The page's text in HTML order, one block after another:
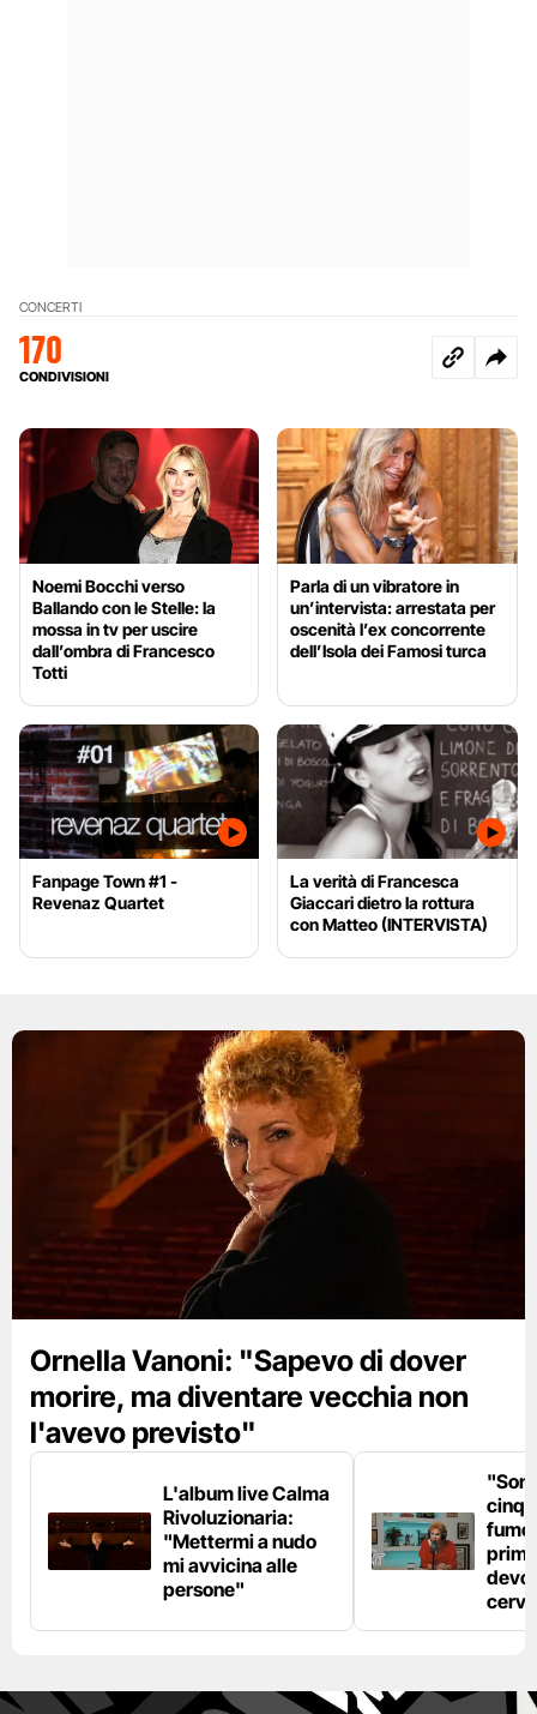
CONCERTI
170
CONDIVISIONI
Noemi Bocchi verso
Ballando con le Stelle: la
mossa in tv per uscire
dall’ombra di Francesco
Totti
Parla di un vibratore in
un’intervista: arrestata per
oscenità l’ex concorrente
dell’Isola dei Famosi turca
Fanpage Town #1 -
Revenaz Quartet
La verità di Francesca
Giaccari dietro la rottura
con Matteo (INTERVISTA)
Ornella Vanoni: "Sapevo di dover
morire, ma diventare vecchia non
l'avevo previsto"
L'album live Calma
Rivoluzionaria:
"Mettermi a nudo
mi avvicina alle
persone"
fumo
devo